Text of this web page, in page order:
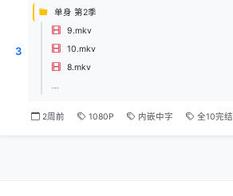
3
单身 第2季
9.mkv
10.mkv
8.mkv
...
2周前 1080P 内嵌中字 全10完结